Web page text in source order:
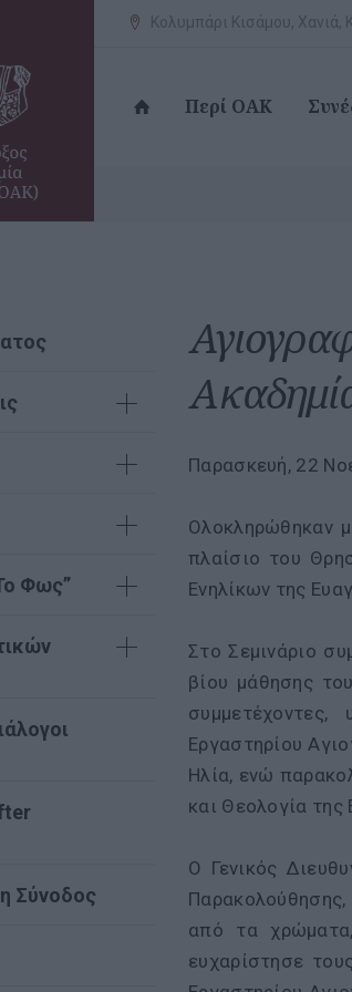
Κολυμπάρι Κισάμου, Χανιά,
Περί ΟΑΚ
Παρασκευή, 22
Ολοκληρώθηκαν
πλαίσιο του
Ενηλίκων της
Στο Σεμινάριο
βίου μάθησης
Εργαστηρίου
Ηλία, ενώ
και Θεολογία της
Ο Γενικός
Παρακολούθησης,
από τα
ευχαρίστησε
Φως”
Σύνοδος